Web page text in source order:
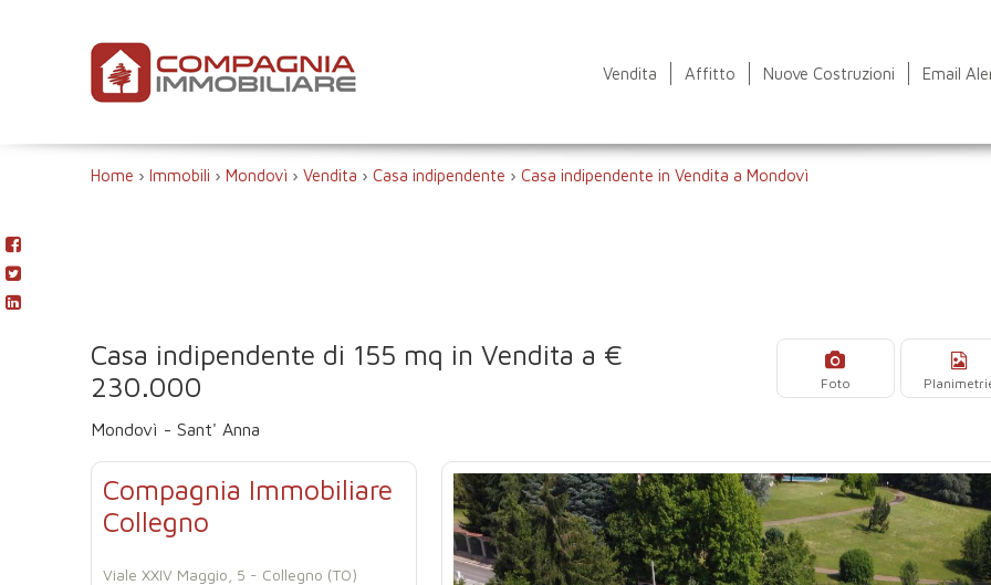
Vendita Affitto Nuove Costruzioni Email
Home › Immobili › Mondovì › Vendita › Casa indipendente › Casa indipendente in Vendita a Mondovì
Casa indipendente di 155 mq in Vendita a €
230.000
Mondovì - Sant' Anna
Foto
Compagnia Immobiliare
Collegno
Viale XXIV Maggio, 5 - Collegno (TO)